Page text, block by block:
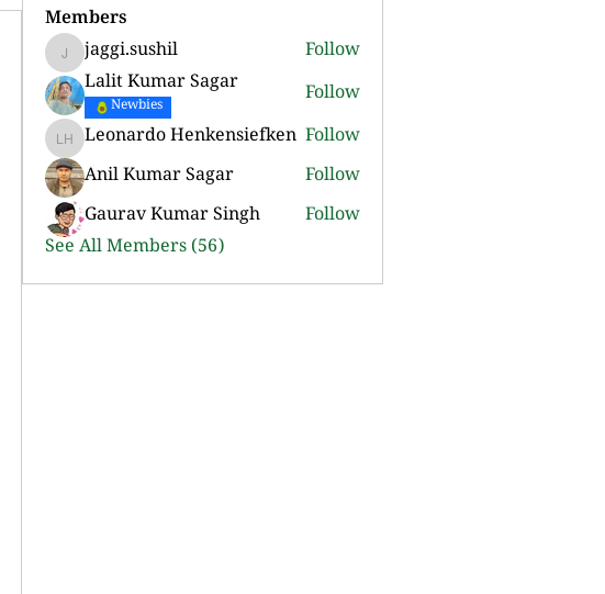
Members
jaggi.sushil
jaggi.sushil
Follow
Lalit Kumar Sagar
Newbies Follow
Leonardo Henkensiefken
Leonardo Henkensiefken Follow
Anil Kumar Sagar
Follow
Gaurav Kumar Singh
Follow
See All Members (56)